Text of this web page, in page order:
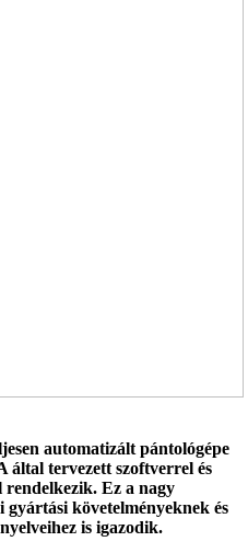
automatizált pántológépe
által tervezett szoftverrel és
rendelkezik. Ez a nagy
gyártási követelményeknek és
is igazodik.